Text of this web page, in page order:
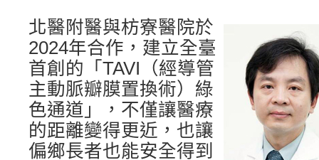
北醫附醫與枋寮醫院於
2024年合作，建立全臺
首創的「TAVI（經導管
主動脈瓣膜置換術）綠
色通道」，不僅讓醫療
的距離變得更近，也讓
偏鄉長者也能安全得到